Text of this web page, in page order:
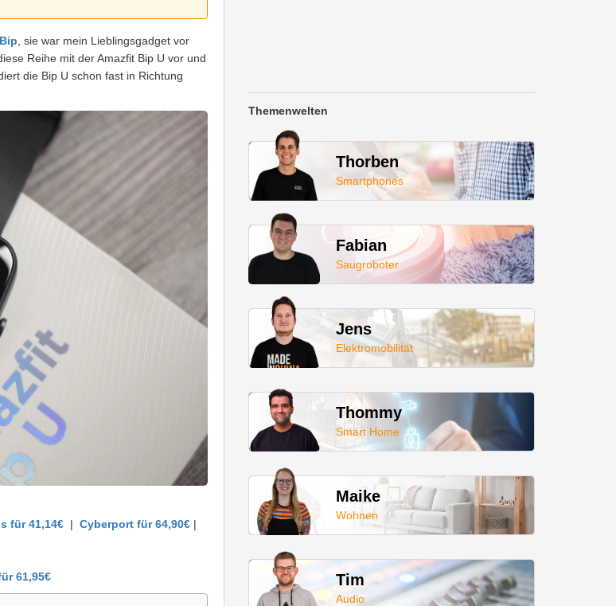
, sie war mein Lieblingsgadget vor
Reihe mit der Amazfit Bip U vor und
die Bip U schon fast in Richtung
für 41,14€ | Cyberport für 64,90€ |
61,95€
Themenwelten
Thorben
Smartphones
Fabian
Saugroboter
Jens
Elektromobilität
Thommy
Smart Home
Maike
Wohnen
Tim
Audio